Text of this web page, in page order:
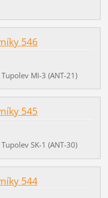
546
MI-3 (ANT-21)
545
SK-1 (ANT-30)
544